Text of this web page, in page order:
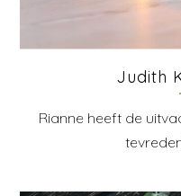
Judith
Rianne heeft de